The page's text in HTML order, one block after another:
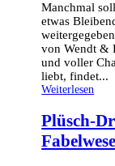
Manchmal
etwas
von Wendt &
und voller
liebt, findet...
Weiterlesen
Plüsch-